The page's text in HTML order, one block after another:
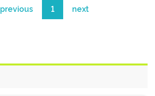
previous 1 next